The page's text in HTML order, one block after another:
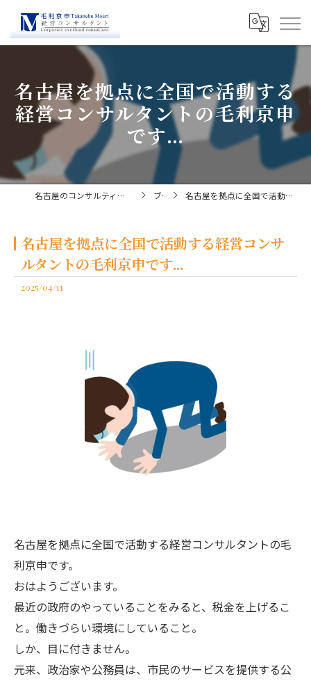
名古屋を拠点に全国で活動する
経営コンサルタントの毛利京申
です...
名古屋のコンサルティングなら経営コンサルタント毛利京申 ブログ 名古屋を拠点に全国で活動する経営コンサルタントの毛利京申です...
名古屋を拠点に全国で活動する経営コンサ
ルタントの毛利京申です...
2025/04/11
名古屋を拠点に全国で活動する経営コンサルタントの毛
利京申です。
おはようございます。
最近の政府のやっていることをみると、税金を上げるこ
と。働きづらい環境にしていること。
しか、目に付きません。
元来、政治家や公務員は、市民のサービスを提供する公